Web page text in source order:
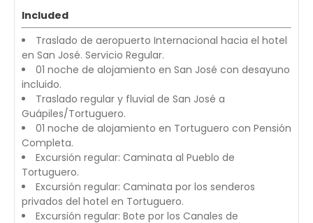
Included
Traslado de aeropuerto Internacional hacia el hotel
en San José. Servicio Regular.
01 noche de alojamiento en San José con desayuno
incluido.
Traslado regular y fluvial de San José a
Guápiles/Tortuguero.
01 noche de alojamiento en Tortuguero con Pensión
Completa.
Excursión regular: Caminata al Pueblo de
Tortuguero.
Excursión regular: Caminata por los senderos
privados del hotel en Tortuguero.
Excursión regular: Bote por los Canales de